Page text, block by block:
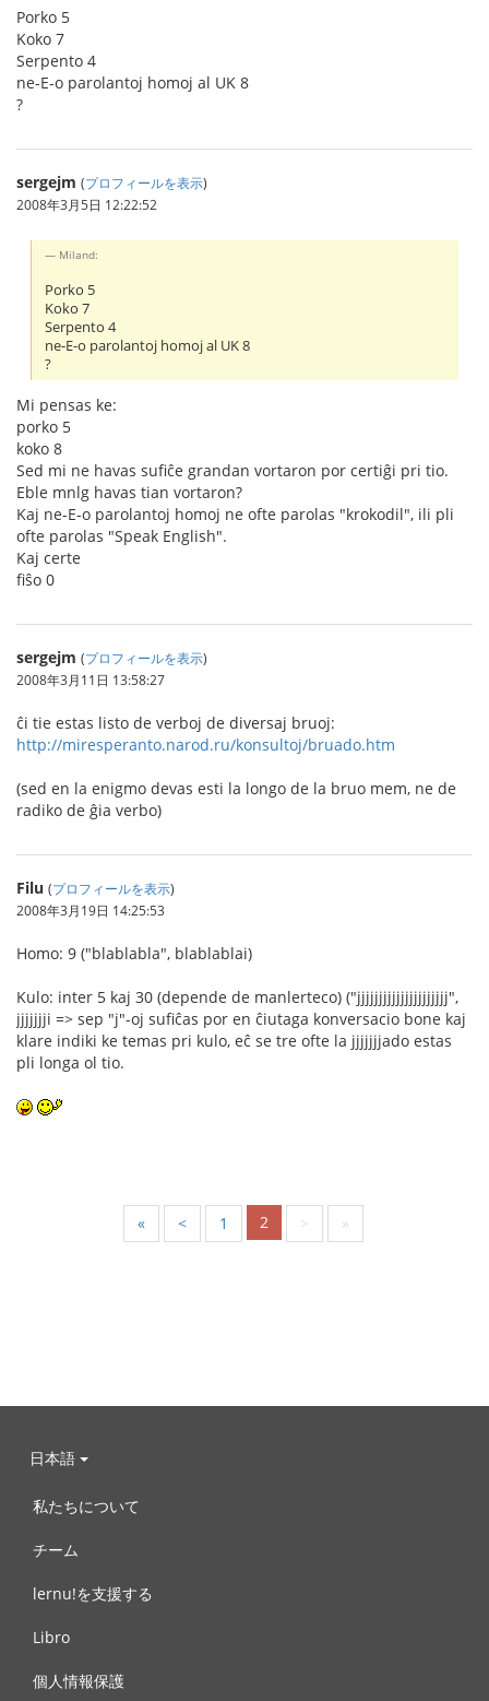
Porko 5
Koko 7
Serpento 4
ne-E-o parolantoj homoj al UK 8
?
sergejm (プロフィールを表示)
2008年3月5日 12:22:52
Miland:
Porko 5
Koko 7
Serpento 4
ne-E-o parolantoj homoj al UK 8
?
Mi pensas ke:
porko 5
koko 8
Sed mi ne havas sufiĉe grandan vortaron por certiĝi pri tio.
Eble mnlg havas tian vortaron?
Kaj ne-E-o parolantoj homoj ne ofte parolas "krokodil", ili pli
ofte parolas "Speak English".
Kaj certe
fiŝo 0
sergejm (プロフィールを表示)
2008年3月11日 13:58:27
ĉi tie estas listo de verboj de diversaj bruoj:
http://miresperanto.narod.ru/konsultoj/bruado.htm
(sed en la enigmo devas esti la longo de la bruo mem, ne de
radiko de ĝia verbo)
Filu (プロフィールを表示)
2008年3月19日 14:25:53
Homo: 9 ("blablabla", blablablai)
Kulo: inter 5 kaj 30 (depende de manlerteco) ("jjjjjjjjjjjjjjjjjjjjj",
jjjjjjji => sep "j"-oj sufiĉas por en ĉiutaga konversacio bone kaj
klare indiki ke temas pri kulo, eĉ se tre ofte la jjjjjjjado estas
pli longa ol tio.
« < 1 2 > »
日本語
私たちについて
チーム
lernu!を支援する
Libro
個人情報保護